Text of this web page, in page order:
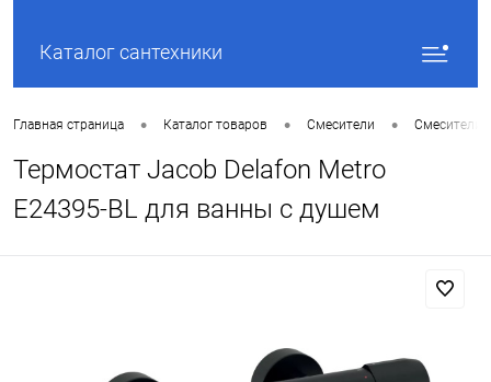
Каталог сантехники
Главная страница • Каталог товаров • Смесители • Смесители
Термостат Jacob Delafon Metro
E24395-BL для ванны с душем